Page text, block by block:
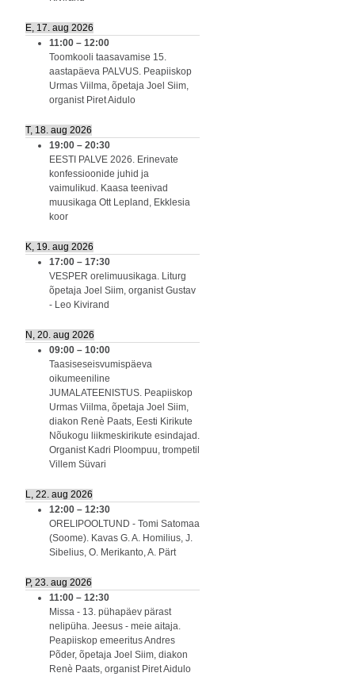
E, 17. aug 2026
11:00 – 12:00
Toomkooli taasavamise 15.
aastapäeva PALVUS. Peapiiskop
Urmas Viilma, õpetaja Joel Siim,
organist Piret Aidulo
T, 18. aug 2026
19:00 – 20:30
EESTI PALVE 2026. Erinevate
konfessioonide juhid ja
vaimulikud. Kaasa teenivad
muusikaga Ott Lepland, Ekklesia
koor
K, 19. aug 2026
17:00 – 17:30
VESPER orelimuusikaga. Liturg
õpetaja Joel Siim, organist Gustav
- Leo Kivirand
N, 20. aug 2026
09:00 – 10:00
Taasiseseisvumispäeva
oikumeeniline
JUMALATEENISTUS. Peapiiskop
Urmas Viilma, õpetaja Joel Siim,
diakon Renè Paats, Eesti Kirikute
Nõukogu liikmeskirikute esindajad.
Organist Kadri Ploompuu, trompetil
Villem Süvari
L, 22. aug 2026
12:00 – 12:30
ORELIPOOLTUND - Tomi Satomaa
(Soome). Kavas G. A. Homilius, J.
Sibelius, O. Merikanto, A. Pärt
P, 23. aug 2026
11:00 – 12:30
Missa - 13. pühapäev pärast
nelipüha. Jeesus - meie aitaja.
Peapiiskop emeeritus Andres
Põder, õpetaja Joel Siim, diakon
Renè Paats, organist Piret Aidulo